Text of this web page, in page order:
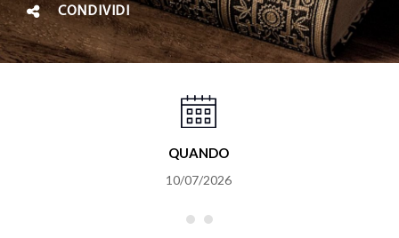
CONDIVIDI
QUANDO
10/07/2026